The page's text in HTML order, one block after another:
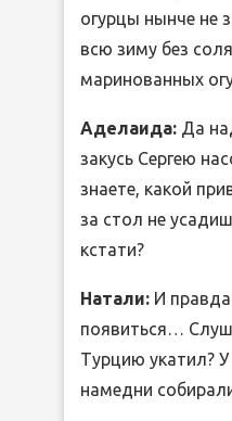
огурцы нынче не
всю зиму без
маринованных
Аделаида: Да
закусь Сергею
знаете, какой
за стол не
кстати?
Натали: И
появиться…
Турцию укатил?
намедни